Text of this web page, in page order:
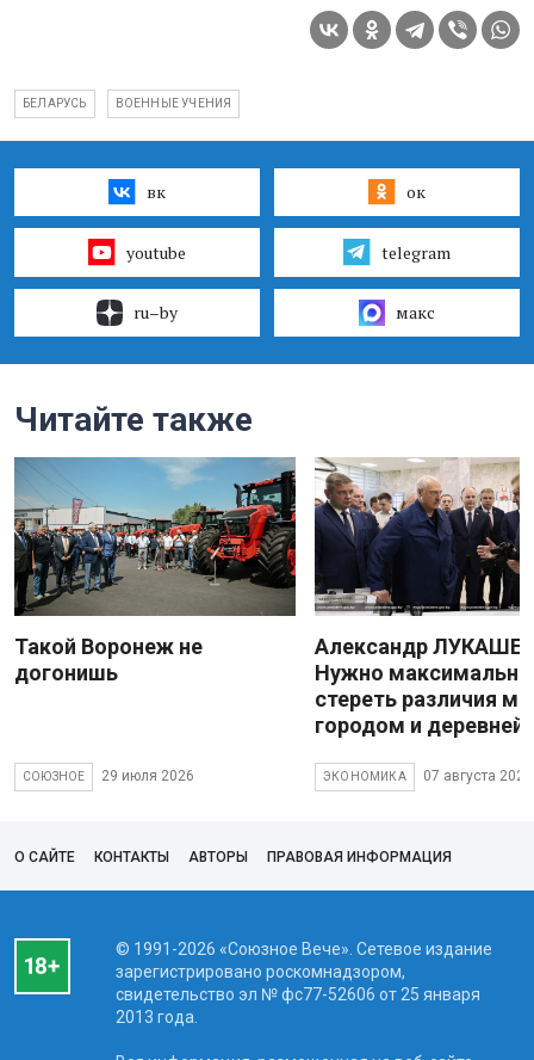
БЕЛАРУСЬ ВОЕННЫЕ УЧЕНИЯ
вк ок
youtube telegram
ru–by макс
Читайте также
Такой Воронеж не
догонишь
СОЮЗНОЕ 29 июля 2026
Александр
Нужно максимально
стереть различия
городом и деревней
ЭКОНОМИКА 07 августа 2026
О САЙТЕ КОНТАКТЫ АВТОРЫ ПРАВОВАЯ ИНФОРМАЦИЯ
© 1991-2026 «Союзное Вече». Сетевое издание
зарегистрировано роскомнадзором,
свидетельство эл № фc77-52606 от 25 января
2013 года.